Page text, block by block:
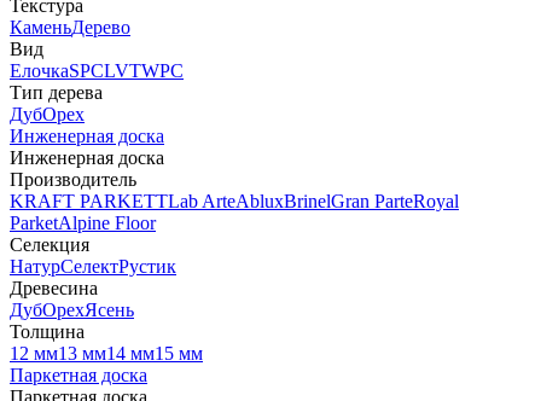
Текстура
КаменьДерево
Вид
ЕлочкаSPCLVTWPC
Тип дерева
ДубОрех
Инженерная доска
Инженерная доска
Производитель
KRAFT PARKETTLab ArteAbluxBrinelGran ParteRoyal
ParketAlpine Floor
Селекция
НатурСелектРустик
Древесина
ДубОрехЯсень
Толщина
12 мм13 мм14 мм15 мм
Паркетная доска
Паркетная доска